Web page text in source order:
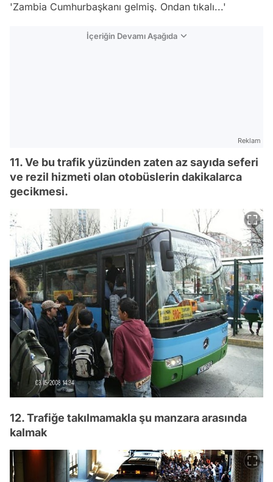
'Zambia Cumhurbaşkanı gelmiş. Ondan tıkalı...'
İçeriğin Devamı Aşağıda
Reklam
11. Ve bu trafik yüzünden zaten az sayıda seferi
ve rezil hizmeti olan otobüslerin dakikalarca
gecikmesi.
12. Trafiğe takılmamakla şu manzara arasında
kalmak